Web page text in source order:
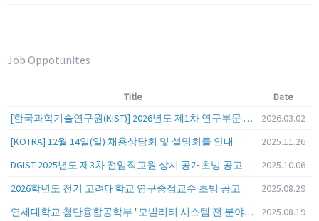
Job Oppotunites
Title
Date
[한국과학기술연구원(KIST)] 2026년도 제1차 연구부문 공개채용 안내
2026.03.02
[KOTRA] 12월 14일(일) 채용상담회 및 설명회를 안내
2025.11.26
DGIST 2025년도 제3차 전임직교원 상시 공개초빙 공고
2025.10.06
2026학년도 전기 고려대학교 연구중점교수 초빙 공고
2025.08.29
연세대학교 첨단융합공학부 "모빌리티 시스템 전 분야" 전임교원 특별채용 (2026년 9월 1일자 임용 예정)
2025.08.19